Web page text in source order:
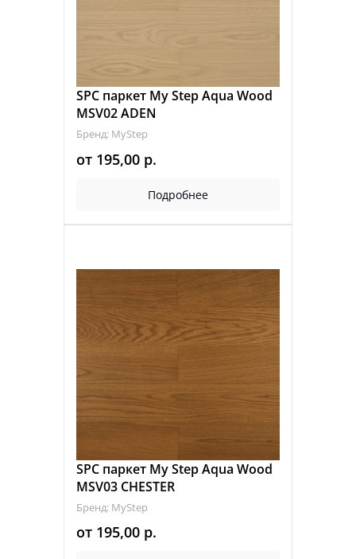
SPC паркет My Step Aqua Wood
MSV02 ADEN
Бренд: MyStep
от 195,00 р.
Подробнее
SPC паркет My Step Aqua Wood
MSV03 CHESTER
Бренд: MyStep
от 195,00 р.